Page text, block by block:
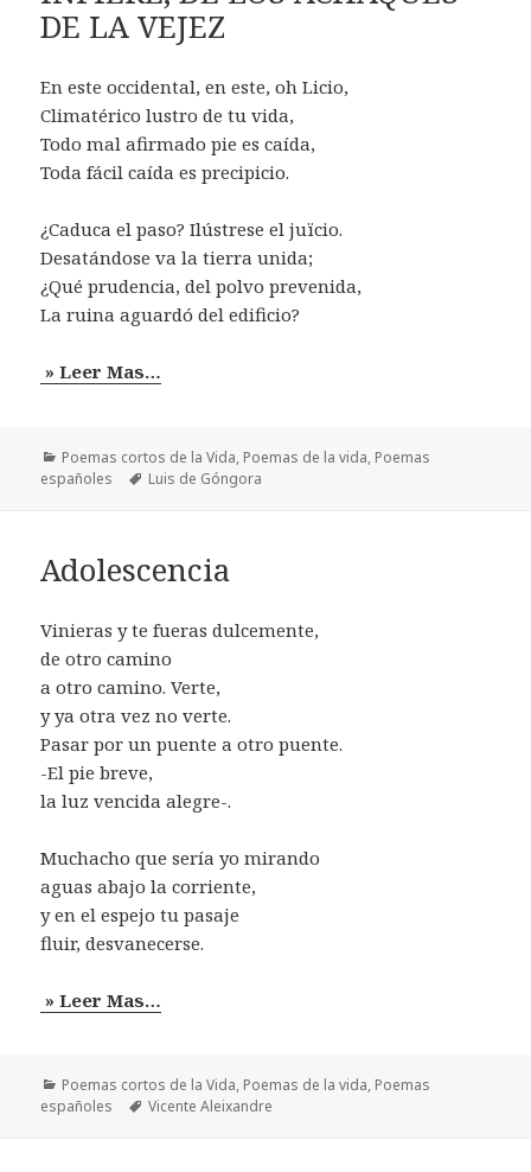
DE LA VEJEZ
En este occidental, en este, oh Licio,
Climatérico lustro de tu vida,
Todo mal afirmado pie es caída,
Toda fácil caída es precipicio.
¿Caduca el paso? Ilústrese el juïcio.
Desatándose va la tierra unida;
¿Qué prudencia, del polvo prevenida,
La ruina aguardó del edificio?
» Leer Mas…
Categorías
Poemas cortos de la Vida, Poemas de la vida, Poemas
españoles
Etiquetas
Luis de Góngora
Adolescencia
Vinieras y te fueras dulcemente,
de otro camino
a otro camino. Verte,
y ya otra vez no verte.
Pasar por un puente a otro puente.
-El pie breve,
la luz vencida alegre-.
Muchacho que sería yo mirando
aguas abajo la corriente,
y en el espejo tu pasaje
fluir, desvanecerse.
» Leer Mas…
Categorías
Poemas cortos de la Vida, Poemas de la vida, Poemas
españoles
Etiquetas
Vicente Aleixandre